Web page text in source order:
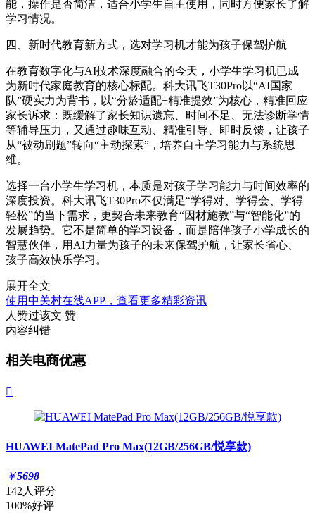
能，操作是否简洁，适合小学生自主使用，同时方便家长了解
学习情况。
四、新时代教育新方式，选对学习机才能为孩子保驾护航
在教育数字化与AI技术深度融合的今天，小学生学习机已成
为新时代家庭教育的核心标配。科大讯飞T30Pro以“AI国家
队”硬实力为背书，以“分龄适配+精准提效”为核心，精准回应
家长诉求：既缓解了家长知识遗忘、时间不足、无法诊断学情
等辅导压力，又通过趣味互动、精准引导、即时反馈，让孩子
从“被动刷题”转向“主动探索”，培养自主学习能力与系统思
维。
选择一台小学生学习机，本质是对孩子学习能力与时间效率的
深度投资。科大讯飞T30Pro不仅满足“学得对、学得会、学得
轻松”的当下需求，更契合未来教育“因材施教”与“智能化”的
发展趋势。它不是简单的学习设备，而是陪伴孩子小学成长的
智慧伙伴，用AI力量为孩子的未来保驾护航，让家长省心、
孩子高效快乐学习。
展开全文
使用中关村在线APP，查看更多精彩资讯
人赞过该文 赞
内容纠错
相关电商优惠

HUAWEI MatePad Pro Max(12GB/256GB/悦享款)
￥5698
142人评分
100%好评